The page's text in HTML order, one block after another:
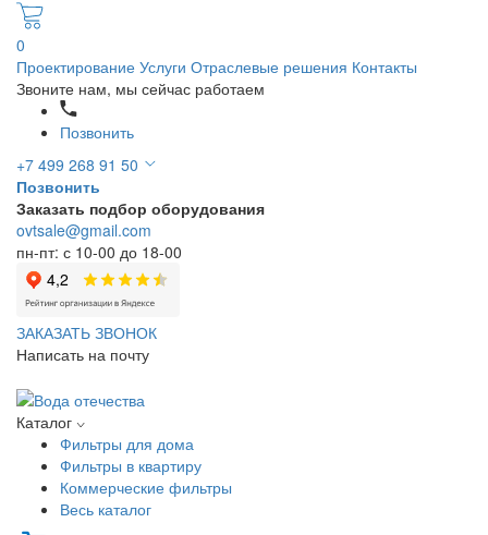
0
Проектирование Услуги Отраслевые решения Контакты
Звоните нам, мы сейчас работаем
Позвонить
+7 499 268 91 50
Позвонить
Заказать подбор оборудования
ovtsale@gmail.com
пн-пт: с 10-00 до 18-00
ЗАКАЗАТЬ ЗВОНОК
Написать на почту
Каталог
Фильтры для дома
Фильтры в квартиру
Коммерческие фильтры
Весь каталог